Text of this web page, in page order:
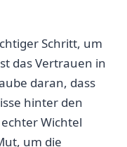
Schritt, um
das Vertrauen in
daran, dass
hinter den
Wichtel
um die